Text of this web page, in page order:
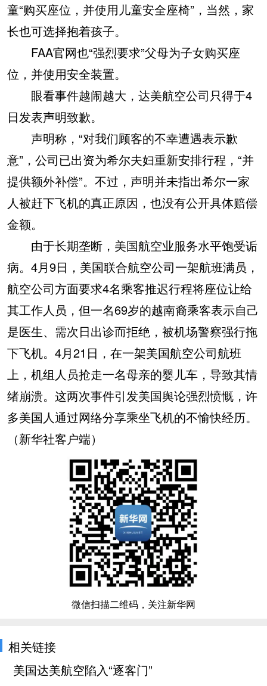
童“购买座位，并使用儿童安全座椅”，当然，家
长也可选择抱着孩子。
FAA官网也“强烈要求”父母为子女购买座
位，并使用安全装置。
眼看事件越闹越大，达美航空公司只得于4
日发表声明致歉。
声明称，“对我们顾客的不幸遭遇表示歉
意”，公司已出资为希尔夫妇重新安排行程，“并
提供额外补偿”。不过，声明并未指出希尔一家
人被赶下飞机的真正原因，也没有公开具体赔偿
金额。
由于长期垄断，美国航空业服务水平饱受诟
病。4月9日，美国联合航空公司一架航班满员，
航空公司方面要求4名乘客推迟行程将座位让给
其工作人员，但一名69岁的越南裔乘客表示自己
是医生、需次日出诊而拒绝，被机场警察强行拖
下飞机。4月21日，在一架美国航空公司航班
上，机组人员抢走一名母亲的婴儿车，导致其情
绪崩溃。这两次事件引发美国舆论强烈愤慨，许
多美国人通过网络分享乘坐飞机的不愉快经历。
（新华社客户端）
微信扫描二维码，关注新华网
相关链接
美国达美航空陷入“逐客门”